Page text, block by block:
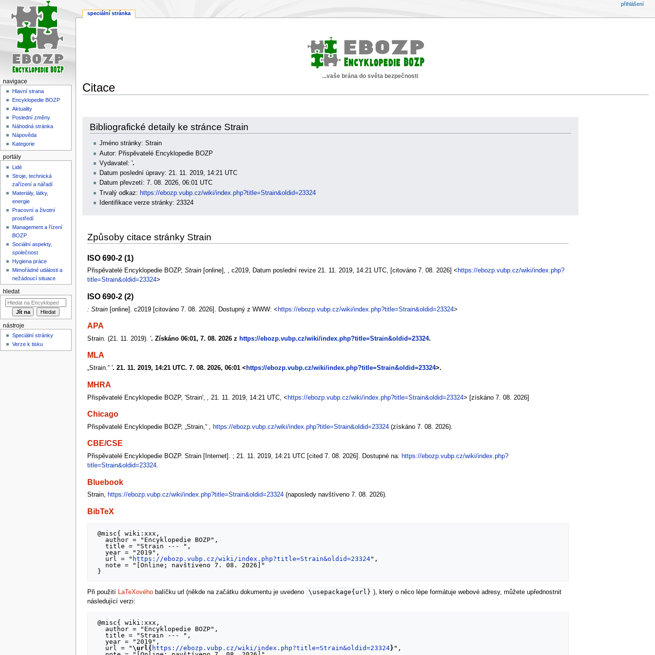
...vaše brána do světa bezpečnosti
Citace
navigaci
vyhledávání
Bibliografické detaily ke stránce Strain
Jméno stránky: Strain
Autor: Přispěvatelé Encyklopedie BOZP
Vydavatel: '.
Datum poslední úpravy: 21. 11. 2019, 14:21 UTC
Datum převzetí: 7. 08. 2026, 06:01 UTC
Trvalý odkaz: https://ebozp.vubp.cz/wiki/index.php?title=Strain&oldid=23324
Identifikace verze stránky: 23324
Způsoby citace stránky Strain
ISO 690-2 (1)
Přispěvatelé Encyklopedie BOZP, Strain[online], , c2019, Datum poslední revize 21. 11. 2019, 14:21 UTC, [citováno 7. 08. 2026] < https://ebozp.vubp.cz/wiki/index.php?
title=Strain&oldid=23324>
ISO 690-2 (2)
: Strain[online]. c2019 [citováno 7. 08. 2026]. Dostupný z WWW: < https://ebozp.vubp.cz/wiki/index.php?title=Strain&oldid=23324>
APA
Strain. (21. 11. 2019). '. Získáno 06:01, 7. 08. 2026 z https://ebozp.vubp.cz/wiki/index.php?title=Strain&oldid=23324.
MLA
„Strain.“ '. 21. 11. 2019, 14:21 UTC. 7. 08. 2026, 06:01 < https://ebozp.vubp.cz/wiki/index.php?title=Strain&oldid=23324>.
MHRA
Přispěvatelé Encyklopedie BOZP, 'Strain', 21. 11. 2019, 14:21 UTC, < https://ebozp.vubp.cz/wiki/index.php?title=Strain&oldid=23324> [získáno 7. 08. 2026]
Chicago
Přispěvatelé Encyklopedie BOZP, „Strain,“ , https://ebozp.vubp.cz/wiki/index.php?title=Strain&oldid=23324(získáno 7. 08. 2026).
CBE/CSE
Přispěvatelé Encyklopedie BOZP. Strain [Internet]. ; 21. 11. 2019, 14:21 UTC [cited 7. 08. 2026]. Dostupné na: https://ebozp.vubp.cz/wiki/index.php?
title=Strain&oldid=23324.
Bluebook
Strain, https://ebozp.vubp.cz/wiki/index.php?title=Strain&oldid=23324(naposledy navštíveno 7. 08. 2026).
BibTeX
@misc{ wiki:xxx,
   title = "Strain --- ",
   year = "2019",
   url = "
https://ebozp.vubp.cz/wiki/index.php?title=Strain&oldid=23324",
Při použití LaTeXovéhobalíčku url (někde na začátku dokumentu je uvedeno \usepackage{url} ), který o něco lépe formátuje webové adresy, můžete upřednostnit
následující verzi:
@misc{ wiki:xxx,
   title = "Strain --- ",
   year = "2019",
   url = "
\url{ https://ebozp.vubp.cz/wiki/index.php?title=Strain&oldid=23324} ",
speciální stránka
přihlášení
navigace
Hlavní strana
Encyklopedie BOZP
Aktuality
Poslední změny
Náhodná stránka
Nápověda
Kategorie
portály
Lidé
Stroje, technická
zařízení a nářadí
Materiály, látky,
energie
Pracovní a životní
prostředí
Management a řízení
BOZP
Sociální aspekty,
společnost
Hygiena práce
Mimořádné události a
nežádoucí situace
hledat
nástroje
Speciální stránky
Verze k tisku